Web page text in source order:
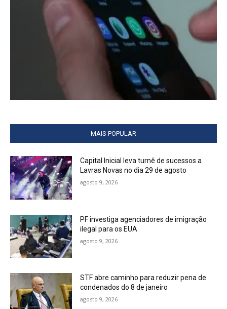
MAIS POPULAR
Capital Inicial leva turnê de sucessos a
Lavras Novas no dia 29 de agosto
agosto 9, 2026
PF investiga agenciadores de imigração
ilegal para os EUA
agosto 9, 2026
STF abre caminho para reduzir pena de
condenados do 8 de janeiro
agosto 9, 2026